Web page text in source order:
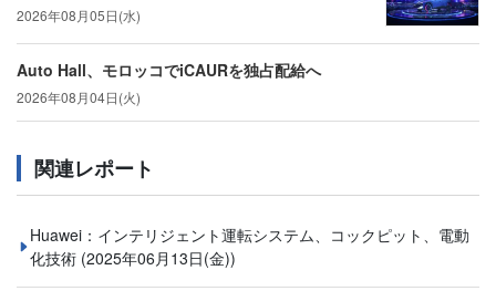
2026年08月05日(水)
Auto Hall、モロッコでiCAURを独占配給へ
2026年08月04日(火)
関連レポート
Huawei：インテリジェント運転システム、コックピット、電動
化技術 (2025年06月13日(金))